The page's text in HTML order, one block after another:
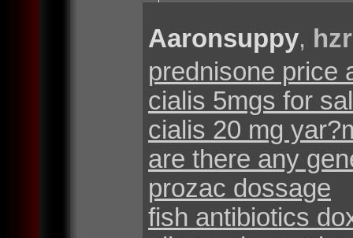
Aaronsuppy,
prednisone price
cialis 5mgs for
cialis 20 mg
are there any
prozac dossage
fish antibiotics